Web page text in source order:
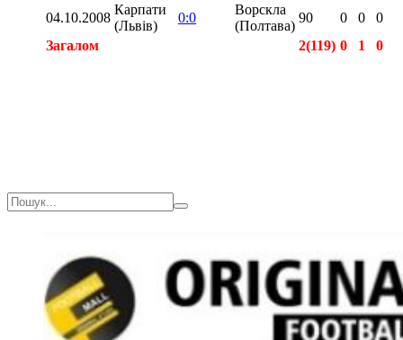
04.10.2008
Карпати
(Львів)
0:0
Ворскла
(Полтава)
90 0 0
0
Загалом
2(119) 0 1
0